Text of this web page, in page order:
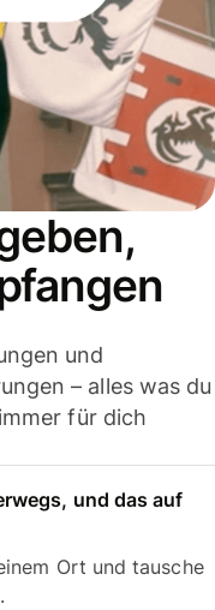
und
– alles was du
für dich
und das auf
Ort und tausche